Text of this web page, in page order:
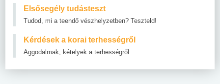
Elsősegély tudásteszt
Tudod, mi a teendő vészhelyzetben? Teszteld!
Kérdések a korai terhességről
Aggodalmak, kételyek a terhességről